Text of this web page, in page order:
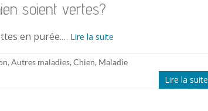
soient vertes?
en purée.… Lire la suite
, Autres maladies, Chien, Maladie
Lire la suite